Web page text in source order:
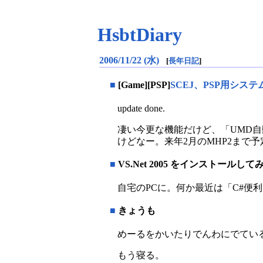
HsbtDiary
2006/11/22 (水) [長年日記]
■ [Game][PSP]SCEJ、PSP用システ
update done.
凄い今更な機能だけど、「UMD
けどなー。来年2月のMHP2まで予
■ VS.Net 2005 をインストールして
自宅のPCに。何か最近は「C#便
■ きょうも
めーるをかいたりでんわにでてい
もう寝る。